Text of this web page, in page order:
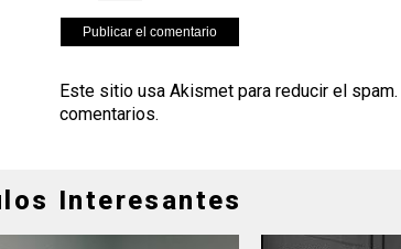
Este sitio usa Akismet para reducir el spam.
comentarios.
Interesantes